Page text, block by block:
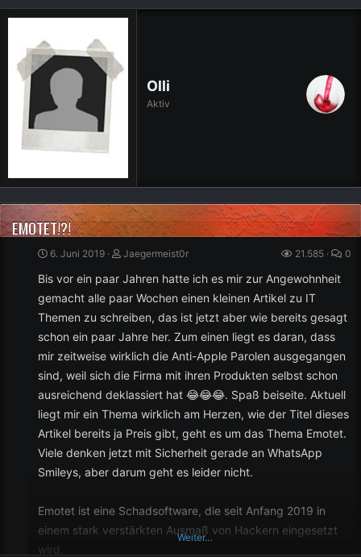
Olli
Aktiv
EMOTET!?!
6. Juni 2019 Jaegermeist0r 21.585 0
Bis vor ein paar Jahren hatte ich es mir zur Angewohnheit
gemacht alle paar Wochen einen kleinen Artikel zu IT
Themen zu schreiben, das ist jetzt aber wie bereits gesagt
schon ein paar Jahre her. Zum einen liegt es daran, dass
mir zeitweise wirklich die Anti-Apple Parolen ausgegangen
sind, weil sich die Firma mit ihren Produkten selbst schon
ausreichend deklassiert hat 😂😂😂. Spaß beiseite. Aktuell
liegt mir ein Thema wirklich am Herzen, wie der Titel dieses
Artikel bereits ja Preis gibt, geht es um das Thema Emotet.
Viele denken jetzt mit Sicherheit gerade an WhatsApp
Smileys, aber darum geht es leider nicht.
Emotet ist eine Schadsoftware, die seit Anfang 2019 in
einem stark verstärkten Ausmaß von Hackern eingesetzt
wird.
Weiter…